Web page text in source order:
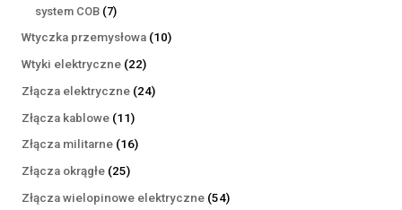
system COB 77
produktów
Wtyczka przemysłowa 1010
Wtyki elektryczne 2222
produkty
Złącza elektryczne 2424
Złącza kablowe 1111
produktów
Złącza militarne 1616
Złącza okrągłe 2525
produktów
Złącza wielopinowe elektryczne 5454